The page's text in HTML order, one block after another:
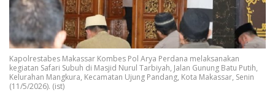
Kapolrestabes Makassar Kombes Pol Arya Perdana melaksanakan
kegiatan Safari Subuh di Masjid Nurul Tarbiyah, Jalan Gunung Batu Putih,
Kelurahan Mangkura, Kecamatan Ujung Pandang, Kota Makassar, Senin
(11/5/2026). (ist)